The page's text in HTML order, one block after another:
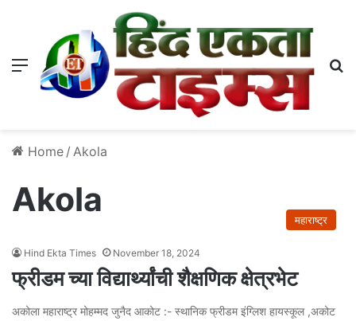
Menu
Home / Akola
Akola
महाराष्ट्र
Hind Ekta Times November 18, 2024
फ्रीडम च्या विद्यार्थ्यांची शैक्षणिक क्षेत्रभेट
अकोला महाराष्ट्र मोहम्मद जुनैद आकोट :- स्थानिक फ्रीडम इंग्लिश हायस्कूल ,अकोट